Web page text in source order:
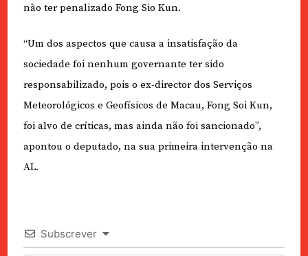
não ter penalizado Fong Sio Kun.
“Um dos aspectos que causa a insatisfação da
sociedade foi nenhum governante ter sido
responsabilizado, pois o ex-director dos Serviços
Meteorológicos e Geofísicos de Macau, Fong Soi Kun,
foi alvo de críticas, mas ainda não foi sancionado”,
apontou o deputado, na sua primeira intervenção na
AL.
Subscrever